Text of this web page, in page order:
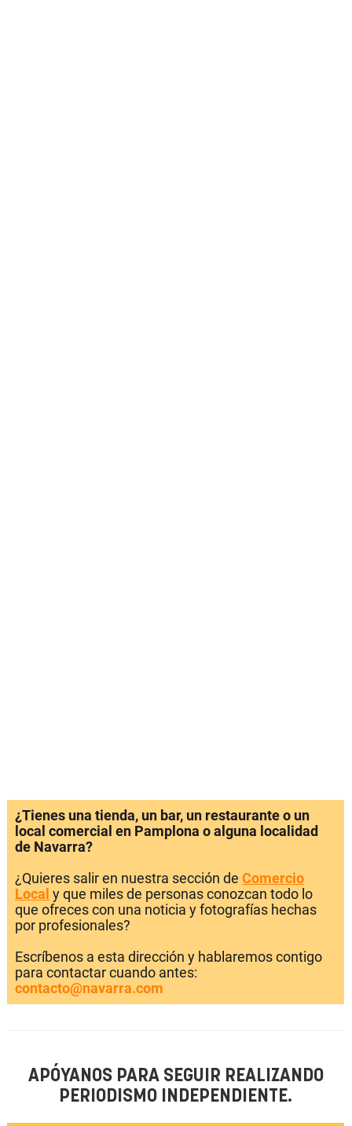
¿Tienes una tienda, un bar, un restaurante o un
local comercial en Pamplona o alguna localidad
de Navarra?
¿Quieres salir en nuestra sección de Comercio
Local y que miles de personas conozcan todo lo
que ofreces con una noticia y fotografías hechas
por profesionales?
Escríbenos a esta dirección y hablaremos contigo
para contactar cuando antes:
contacto@navarra.com
APÓYANOS PARA SEGUIR REALIZANDO
PERIODISMO INDEPENDIENTE.